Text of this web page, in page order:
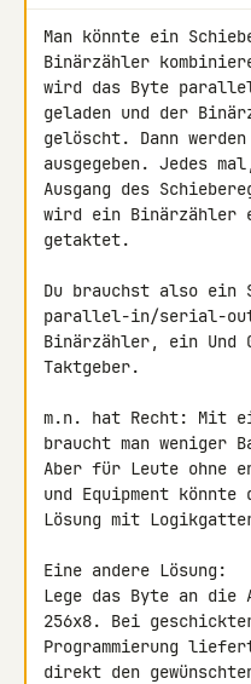
Man könnte ein
Binärzähler
wird das Byte
geladen und der
gelöscht. Dann
ausgegeben. Jedes
Ausgang des
wird ein Binärzähler
getaktet.
Du brauchst also ein
parallel-in/serial-
Binärzähler, ein Und
Taktgeber.
m.n. hat Recht: Mit
braucht man weniger
Aber für Leute ohne
und Equipment könnte
Lösung mit
Eine andere Lösung:
Lege das Byte an die
256x8. Bei
Programmierung
direkt den